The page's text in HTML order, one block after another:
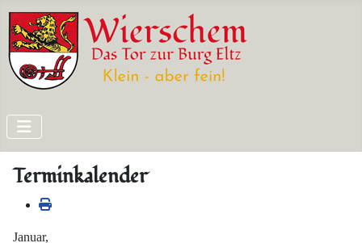
Terminkalender
Januar,